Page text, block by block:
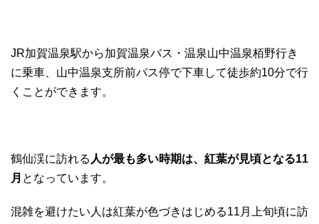
JR加賀温泉駅から加賀温泉バス・温泉山中温泉栢野行き
に乗車、山中温泉支所前バス停で下車して徒歩約10分で行
くことができます。
鶴仙渓に訪れる 人が最も多い時期は、紅葉が見頃となる11
月 となっています。
混雑を避けたい人は紅葉が色づきはじめる11月上旬頃に訪